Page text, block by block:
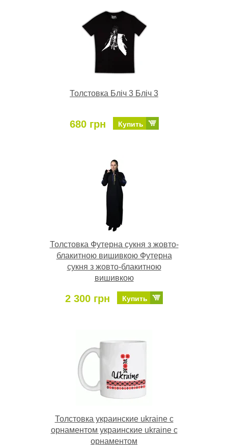
Толстовка Бліч 3 Бліч 3
680 грн Купить
Толстовка Футерна сукня з жовто-
блакитною вишивкою Футерна
сукня з жовто-блакитною
вишивкою
2 300 грн Купить
Толстовка украинские ukraine с
орнаментом украинские ukraine с
орнаментом